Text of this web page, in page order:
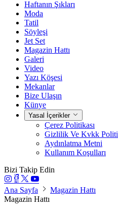
Haftanın Şıkları
Moda
Tatil
Söyleşi
Jet Set
Magazin Hattı
Galeri
Video
Yazı Köşesi
Mekanlar
Bize Ulaşın
Künye
Yasal İçerikler
Çerez Politikası
Gizlilik Ve Kvkk
Aydınlatma Metni
Kullanım Koşulları
Bizi Takip Edin
Ana Sayfa
Magazin Hattı
Magazin Hattı